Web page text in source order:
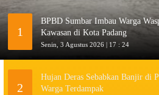
1
BPBD Sumbar Imbau Warga
Kawasan di Kota Padang
Senin, 3 Agustus 2026 | 17 : 24
2
Hujan Deras Sebabkan Banjir di
Warga Terdampak